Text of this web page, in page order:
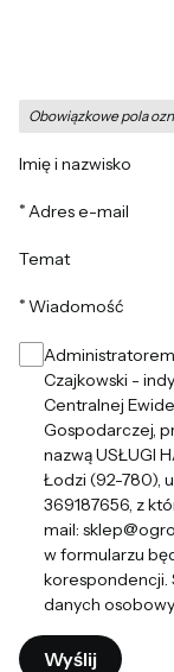
Obowiązkowe pola
Imię i nazwisko
*Adres e-mail
Temat
*Wiadomość
Czajkowski -
Centralnej
Gospodarczej,
nazwą USŁUGI
Łodzi (92-780),
369187656, z
mail:
w formularzu
korespondencji.
danych
Wyślij